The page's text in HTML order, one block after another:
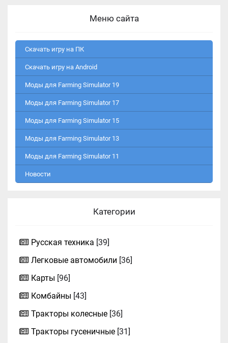
Меню сайта
Скачать игру на ПК
Скачать игру на Android
Моды для Farming Simulator 19
Моды для Farming Simulator 17
Моды для Farming Simulator 15
Моды для Farming Simulator 13
Моды для Farming Simulator 11
Новости
Категории
Русская техника [39]
Легковые автомобили [36]
Карты [96]
Комбайны [43]
Тракторы колесные [36]
Тракторы гусеничные [31]